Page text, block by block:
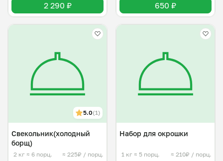
2 290 ₽ 650 ₽
5.0(1)
Свекольник(холодный
борщ)
2 кг ≈ 6 порц. ≈ 225₽ / порц.
Набор для окрошки
1 кг ≈ 5 порц. ≈ 210₽ / порц.